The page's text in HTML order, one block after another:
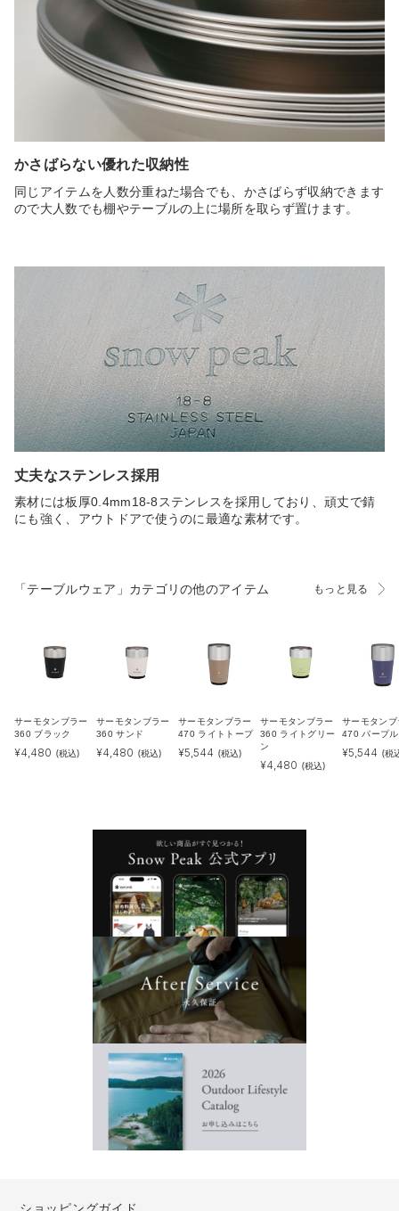
かさばらない優れた収納性
同じアイテムを人数分重ねた場合でも、かさばらず収納できます
ので大人数でも棚やテーブルの上に場所を取らず置けます。
丈夫なステンレス採用
素材には板厚0.4mm18-8ステンレスを採用しており、頑丈で錆
にも強く、アウトドアで使うのに最適な素材です。
「テーブルウェア」カテゴリの他のアイテム もっと見る
サーモタンブラー
360 ブラック
¥4,480 (税込)
サーモタンブラー
360 サンド
¥4,480 (税込)
サーモタンブラー
470 ライトトープ
¥5,544 (税込)
サーモタンブラー
360 ライトグリー
ン
¥4,480 (税込)
サーモタンブ
470 パープル
¥5,544 (税